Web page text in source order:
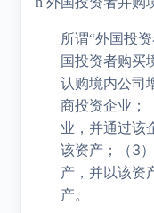
所谓“外国投
国投资者购买
认购境内公司
商投资企业；
业，并通过该
该资产；（3
产，并以该资
产。